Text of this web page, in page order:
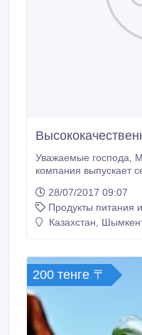
Уважаемые господа, Мы из Узбекистана. Наша
компания выпускает
успешно реализуется
есть
продукции на
28/07/2017 09:07
Продукты питания
Казахстан,
200 тенге 〒